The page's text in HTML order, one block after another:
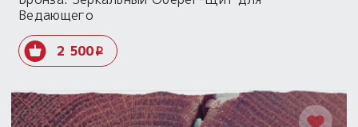
Ведающего
2 500i